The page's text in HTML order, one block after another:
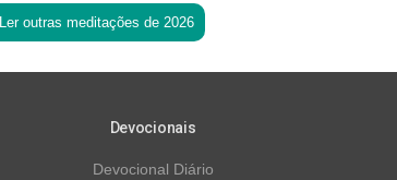
Ler outras meditações de 2026
Devocionais
Devocional Diário